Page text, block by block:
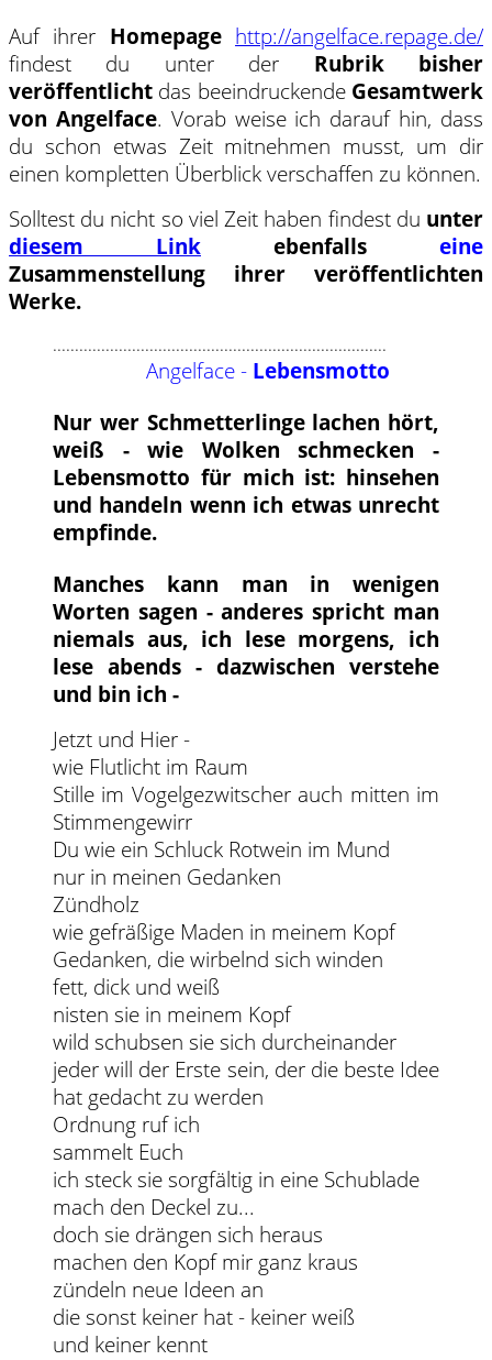
Auf ihrer Homepage http://angelface.repage.de/
findest du unter der Rubrik bisher
veröffentlicht das beeindruckende Gesamtwerk
von Angelface. Vorab weise ich darauf hin, dass
du schon etwas Zeit mitnehmen musst, um dir
einen kompletten Überblick verschaffen zu können.
Solltest du nicht so viel Zeit haben findest du unter
diesem Link ebenfalls eine
Zusammenstellung ihrer veröffentlichten
Werke.
............................................................................
Angelface - Lebensmotto
Nur wer Schmetterlinge lachen hört,
weiß - wie Wolken schmecken -
Lebensmotto für mich ist: hinsehen
und handeln wenn ich etwas unrecht
empfinde.
Manches kann man in wenigen
Worten sagen - anderes spricht man
niemals aus, ich lese morgens, ich
lese abends - dazwischen verstehe
und bin ich -
Jetzt und Hier -
wie Flutlicht im Raum
Stille im Vogelgezwitscher auch mitten im
Stimmengewirr
Du wie ein Schluck Rotwein im Mund
nur in meinen Gedanken
Zündholz
wie gefräßige Maden in meinem Kopf
Gedanken, die wirbelnd sich winden
fett, dick und weiß
nisten sie in meinem Kopf
wild schubsen sie sich durcheinander
jeder will der Erste sein, der die beste Idee
hat gedacht zu werden
Ordnung ruf ich
sammelt Euch
ich steck sie sorgfältig in eine Schublade
mach den Deckel zu...
doch sie drängen sich heraus
machen den Kopf mir ganz kraus
zündeln neue Ideen an
die sonst keiner hat - keiner weiß
und keiner kennt